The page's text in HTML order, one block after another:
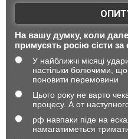
На вашу думку, коли
примусять росію сісти за
У найближчі місяці
настільки болючими,
поновити перемовини
Цього року не варто
процесу. А от
рф навпаки піде на
намагатиметься